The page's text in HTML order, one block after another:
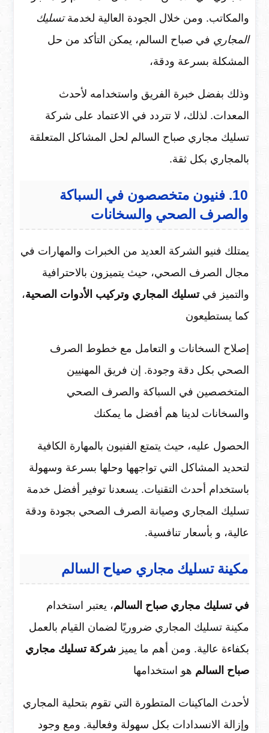
والمكاتب. ومن خلال الجودة العالية لخدمةتسليك
المجاري في صباح السالم، يمكن التأكد من حل
المشكلة بسرعة ودقة،
وذلك بفضل خبرة الفريق واستخدامه لأحدث
المعدات. لذلك، لا تتردد في الاعتماد على شركة
تسليك مجاري صباح السالم لحل المشاكل المتعلقة
بالمجاري بكل ثقة.
10. فنيون متخصصون في السباكة
والصرف الصحي والسخانات
يمتلك فنيو الشركة العديد من الخبرات والمهارات في
مجال الصرف الصحي، حيث يتميزون بالاحترافية
والتميز فيتسليك المجاري وتركيب الأدوات الصحية،
كما يستطيعون
إصلاح السخانات و التعامل مع خطوط الصرف
الصحي بكل دقة وجودة. إن فريق المهنيين
المتخصصين في السباكة والصرف الصحي
والسخانات لدينا هم أفضل ما يمكنك
الحصول عليه، حيث يتمتع الفنيون بالمهارة الكافية
لتحديد المشاكل التي تواجهها وحلها بسرعة وسهولة
باستخدام أحدث التقنيات. يسعدنا توفير أفضل خدمة
تسليك المجاري وصيانة الصرف الصحي بجودة ودقة
عالية، و بأسعار تنافسية.
مكينة تسليك مجاري صياح السالم
في تسليك مجاري صباح السالم، يعتبر استخدام
مكينة تسليك المجاري ضروريًا لضمان القيام بالعمل
بكفاءة عالية. ومن أهم ما يميز شركة تسليك مجاري
صباح السالم هو استخدامها
لأحدث الماكينات المتطورة التي تقوم بتحلية المجاري
وإزالة الانسدادات بكل سهولة وفعالية. ومع وجود